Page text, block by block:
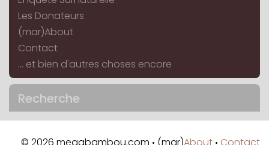
Les Donateurs
(mar)About
Contact
... et bien d'autres choses encore
Recherche